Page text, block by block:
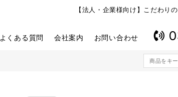
【法人・企業様向け】こだわり
よくある質問 会社案内 お問い合わせ